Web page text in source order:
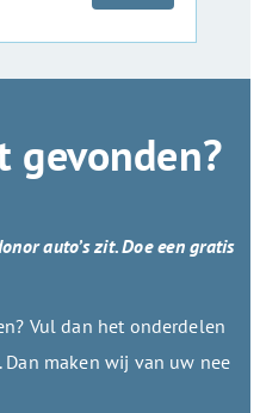
gevonden?
auto’s zit. Doe een gratis
Vul dan het onderdelen
maken wij van uw nee